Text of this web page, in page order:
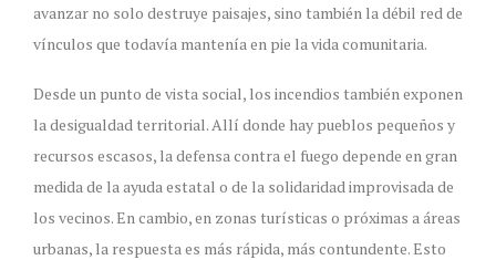
avanzar no solo destruye paisajes, sino también la débil red de
vínculos que todavía mantenía en pie la vida comunitaria.
Desde un punto de vista social, los incendios también exponen
la desigualdad territorial. Allí donde hay pueblos pequeños y
recursos escasos, la defensa contra el fuego depende en gran
medida de la ayuda estatal o de la solidaridad improvisada de
los vecinos. En cambio, en zonas turísticas o próximas a áreas
urbanas, la respuesta es más rápida, más contundente. Esto